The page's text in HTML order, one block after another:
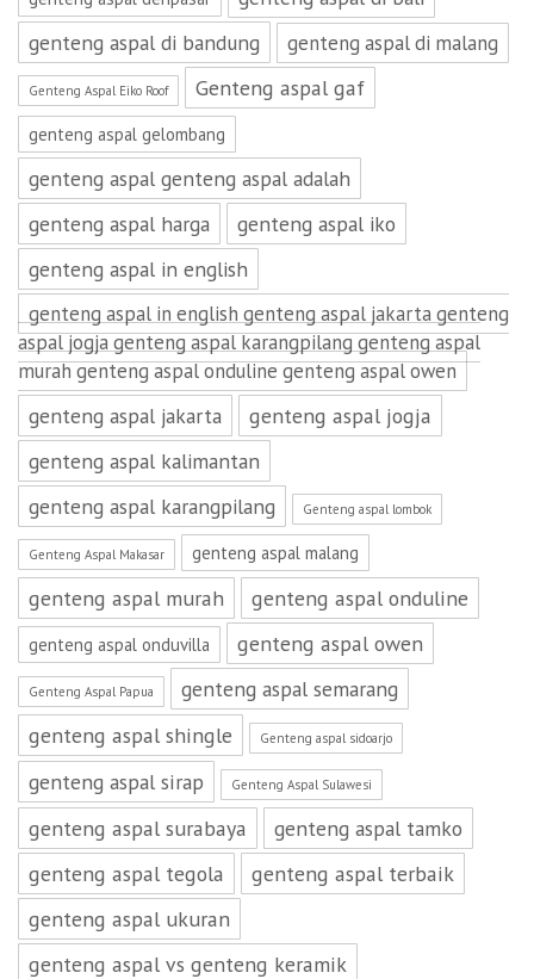
genteng aspal di bandung
genteng aspal di malang
Genteng Aspal Eiko Roof Genteng aspal gaf
genteng aspal gelombang
genteng aspal genteng aspal adalah
genteng aspal harga
genteng aspal iko
genteng aspal in english
genteng aspal in english genteng aspal jakarta genteng
aspal jogja genteng aspal karangpilang genteng aspal
murah genteng aspal onduline genteng aspal owen
genteng aspal jakarta
genteng aspal jogja
genteng aspal kalimantan
genteng aspal karangpilang
Genteng aspal lombok
Genteng Aspal Makasar genteng aspal malang
genteng aspal murah genteng aspal onduline
genteng aspal onduvilla genteng aspal owen
Genteng Aspal Papua
genteng aspal semarang
genteng aspal shingle
Genteng aspal sidoarjo
genteng aspal sirap Genteng Aspal Sulawesi
genteng aspal surabaya
genteng aspal tamko
genteng aspal tegola
genteng aspal terbaik
genteng aspal ukuran
genteng aspal vs genteng keramik